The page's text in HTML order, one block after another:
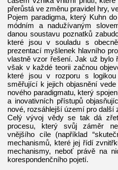
přerůstá ve změnu pravidel hry,
Pojem paradigma, který Kuhn
módním a nadužívaným
danou soustavu poznatků
které jsou v souladu s obecně
prezentací myšlenek hlavního
vlastně vzor řešení. Jak už bylo
však v každé teorii začnou
které jsou v rozporu s logikou
směřující k jejich objasnění
nového paradigmatu, který
a inovativních přístupů
nové, rozsáhlejší území pro další
Celý vývoj vědy se tak dá
procesu, který svůj záměr
vnějšího cíle (například
mechanismů, které jej řídí
mechanismy, neboť právě na
korespondenčního pojetí.